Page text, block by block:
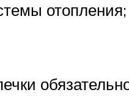
отопления;